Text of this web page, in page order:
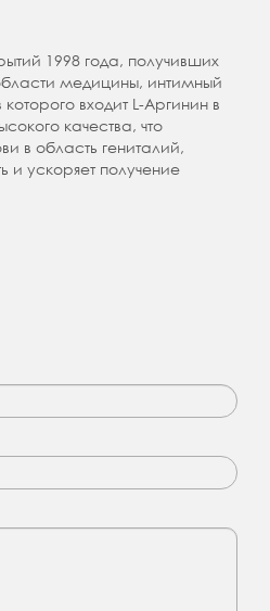
1998 года, получивших
медицины, интимный
входит L-Аргинин в
качества, что
в область гениталий,
и ускоряет получение